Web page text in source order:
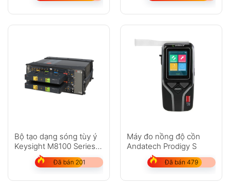
Bộ tạo dạng sóng tùy ý
Keysight M8100 Series
Đã bán 201
Máy đo nồng độ cồn
Andatech Prodigy S
Đã bán 479